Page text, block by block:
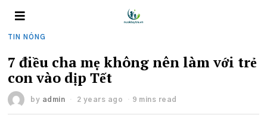
TIN NÓNG
7 điều cha mẹ không nên làm với trẻ
con vào dịp Tết
by admin 2 years ago 9 mins read